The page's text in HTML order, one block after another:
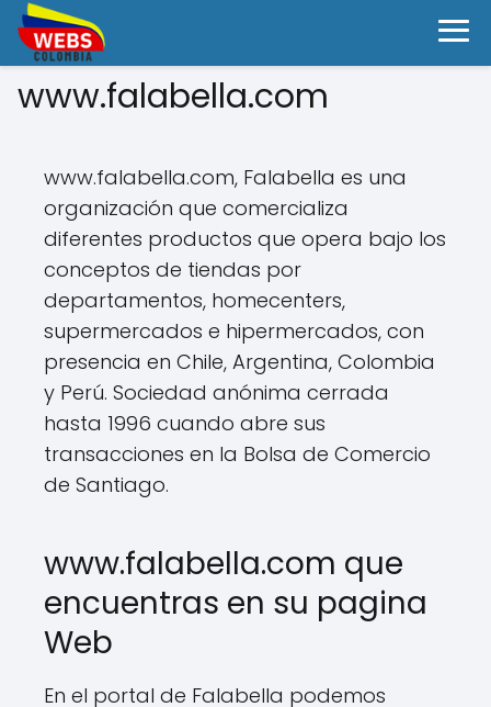
www.falabella.com
www.falabella.com, Falabella es una
organización que comercializa
diferentes productos que opera bajo los
conceptos de tiendas por
departamentos, homecenters,
supermercados e hipermercados, con
presencia en Chile, Argentina, Colombia
y Perú. Sociedad anónima cerrada
hasta 1996 cuando abre sus
transacciones en la Bolsa de Comercio
de Santiago.
www.falabella.com que
encuentras en su pagina
Web
En el portal de Falabella podemos